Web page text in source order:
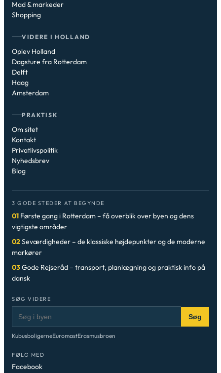
Mad & markeder
Shopping
VIDERE I HOLLAND
Oplev Holland
Dagsture fra Rotterdam
Delft
Haag
Amsterdam
PRAKTISK
Om sitet
Kontakt
Privatlivspolitik
Nyhedsbrev
Blog
3 GODE STEDER AT BEGYNDE
01 Første gang i Rotterdam – få overblik over byen og dens
vigtigste områder
02Seværdigheder – de klassiske højdepunkter og de moderne
markører
03Gode Rejseråd – transport, planlægning og praktisk info på
dansk
SØG VIDERE
Søg
KubusboligerneEuromastErasmusbroen
FØLG MED
Facebook